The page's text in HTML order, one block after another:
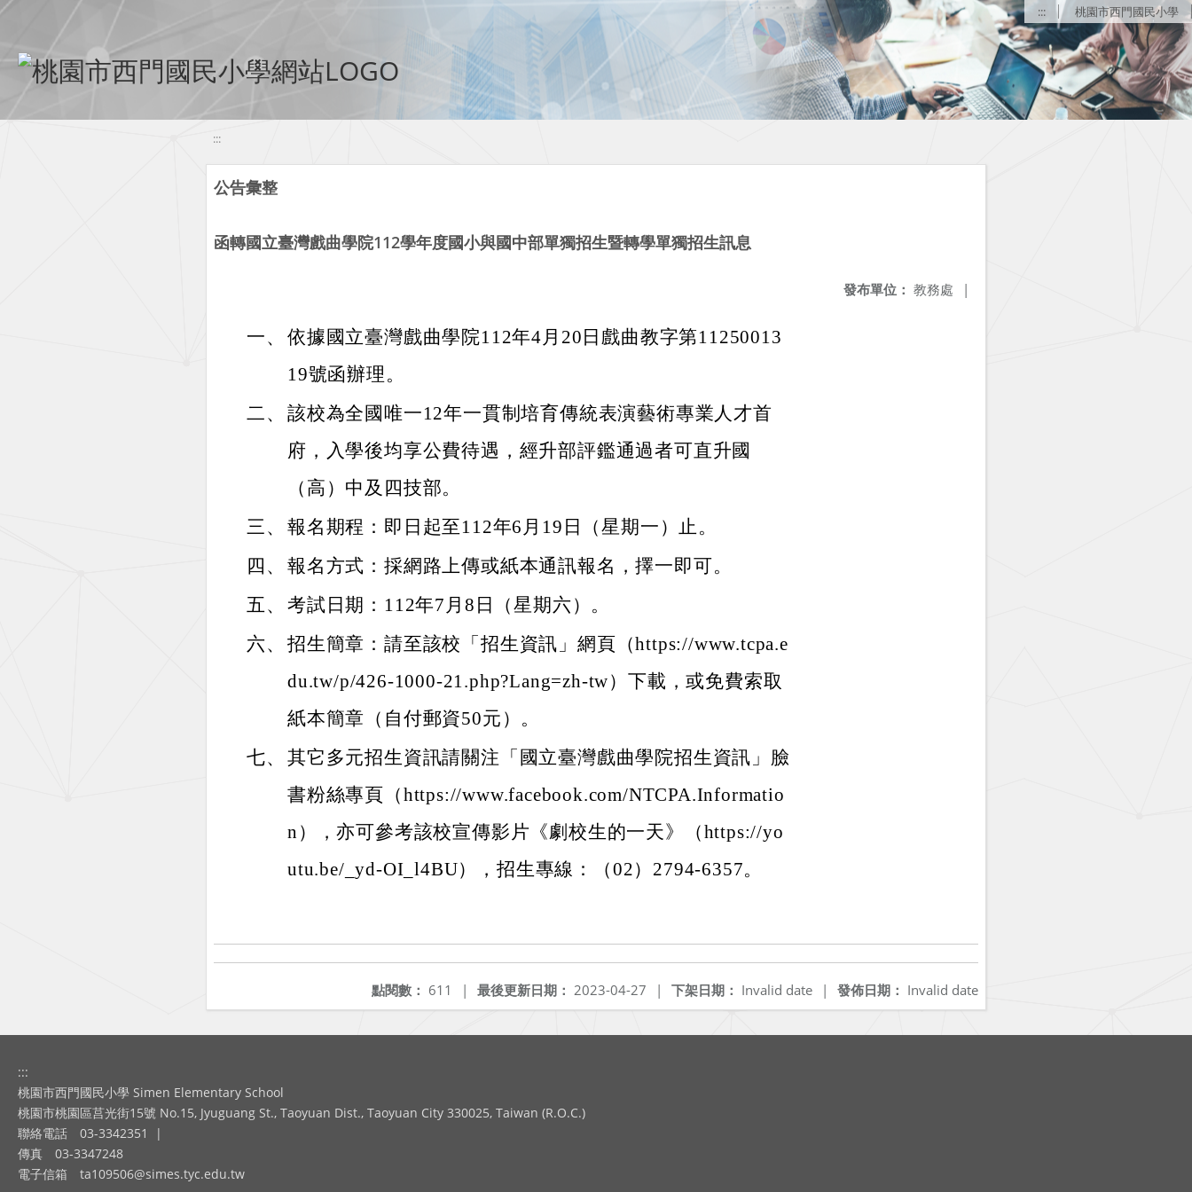
移至網頁之主要內容區位置 ::: 桃園市西門國民小學
:::
公告彙整
函轉國立臺灣戲曲學院112學年度國小與國中部單獨招生暨轉學單獨招生訊息
發布單位： 教務處 |
一、 依據國立臺灣戲曲學院112年4月20日戲曲教字第11250013
19號函辦理。
二、 該校為全國唯一12年一貫制培育傳統表演藝術專業人才首
府，入學後均享公費待遇，經升部評鑑通過者可直升國
（高）中及四技部。
三、 報名期程：即日起至112年6月19日（星期一）止。
四、 報名方式：採網路上傳或紙本通訊報名，擇一即可。
五、 考試日期：112年7月8日（星期六）。
六、 招生簡章：請至該校「招生資訊」網頁（https://www.tcpa.e
du.tw/p/426-1000-21.php?Lang=zh-tw）下載，或免費索取
紙本簡章（自付郵資50元）。
七、 其它多元招生資訊請關注「國立臺灣戲曲學院招生資訊」臉
書粉絲專頁（https://www.facebook.com/NTCPA.Informatio
n），亦可參考該校宣傳影片《劇校生的一天》（https://yo
utu.be/_yd-OI_l4BU），招生專線：（02）2794-6357。
發佈日期： Invalid date
下架日期： Invalid date |
最後更新日期： 2023-04-27 |
點閱數： 611 |
:::
桃園市西門國民小學 Simen Elementary School
桃園市桃園區莒光街15號 No.15, Jyuguang St., Taoyuan Dist., Taoyuan City 330025, Taiwan (R.O.C.)
聯絡電話
03-3342351
|
傳真
03-3347248
電子信箱
ta109506@simes.tyc.edu.tw